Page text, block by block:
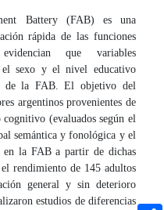
Battery (FAB) es una
rápida de las funciones
que variables
el sexo y el nivel educativo
de la FAB. El objetivo del
argentinos provenientes de
(evaluados según el
semántica y fonológica y el
la FAB a partir de dichas
rendimiento de 145 adultos
general y sin deterioro
estudios de diferencias